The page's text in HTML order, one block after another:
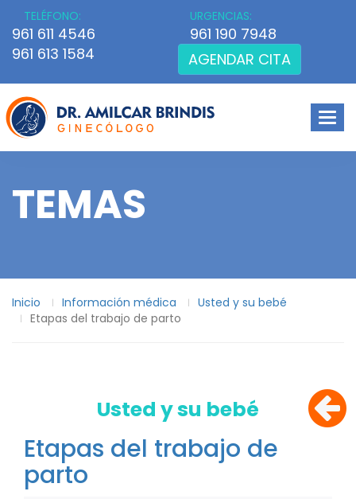
TELÉFONO:
961 611 4546
961 613 1584
URGENCIAS:
961 190 7948
AGENDAR CITA
TEMAS
Inicio Información médica
Usted y su bebé
Etapas del trabajo de parto
Usted y su bebé
Etapas del trabajo de
parto